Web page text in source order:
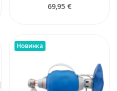
69,95 €
Новинка